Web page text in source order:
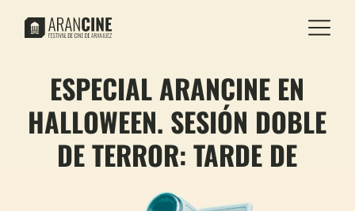
ESPECIAL ARANCINE EN
HALLOWEEN. SESIÓN DOBLE
DE TERROR: TARDE DE
CELULOIDE Y SANGRE.